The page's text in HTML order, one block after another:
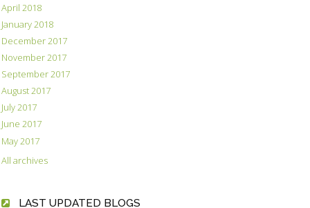
April 2018
January 2018
December 2017
November 2017
September 2017
August 2017
July 2017
June 2017
May 2017
All archives
LAST UPDATED BLOGS